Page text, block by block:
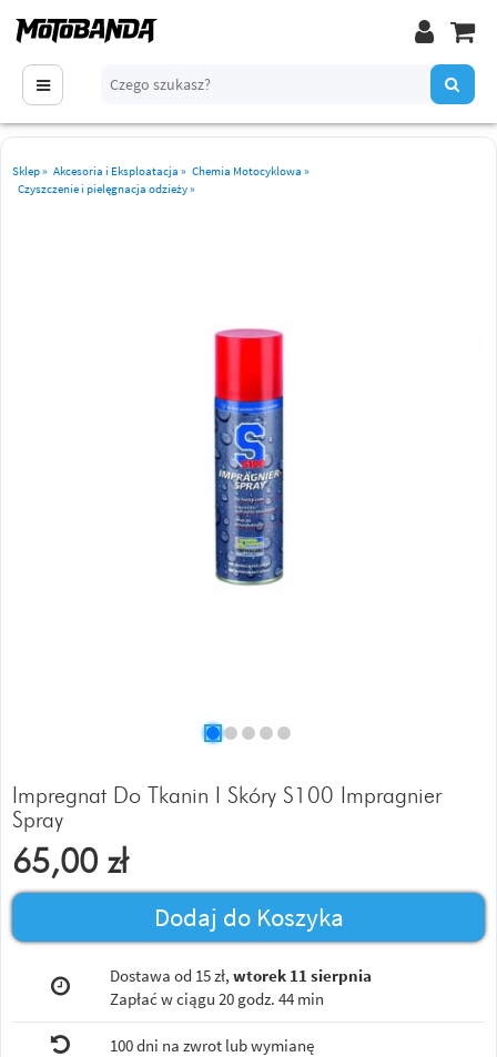
Sklep» Akcesoria i Eksploatacja » Chemia Motocyklowa »
Czyszczenie i pielęgnacja odzieży»
Impregnat Do Tkanin I Skóry S100 Impragnier
Spray
65,00 zł
Dodaj do Koszyka
Dostawa od 15 zł, wtorek 11 sierpnia
Zapłać w ciągu 20 godz. 44 min
100 dni na zwrot lub wymianę